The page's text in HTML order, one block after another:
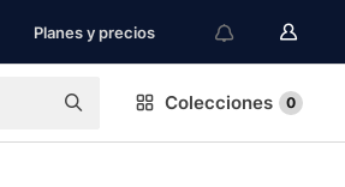
Planes y precios
Colecciones 0